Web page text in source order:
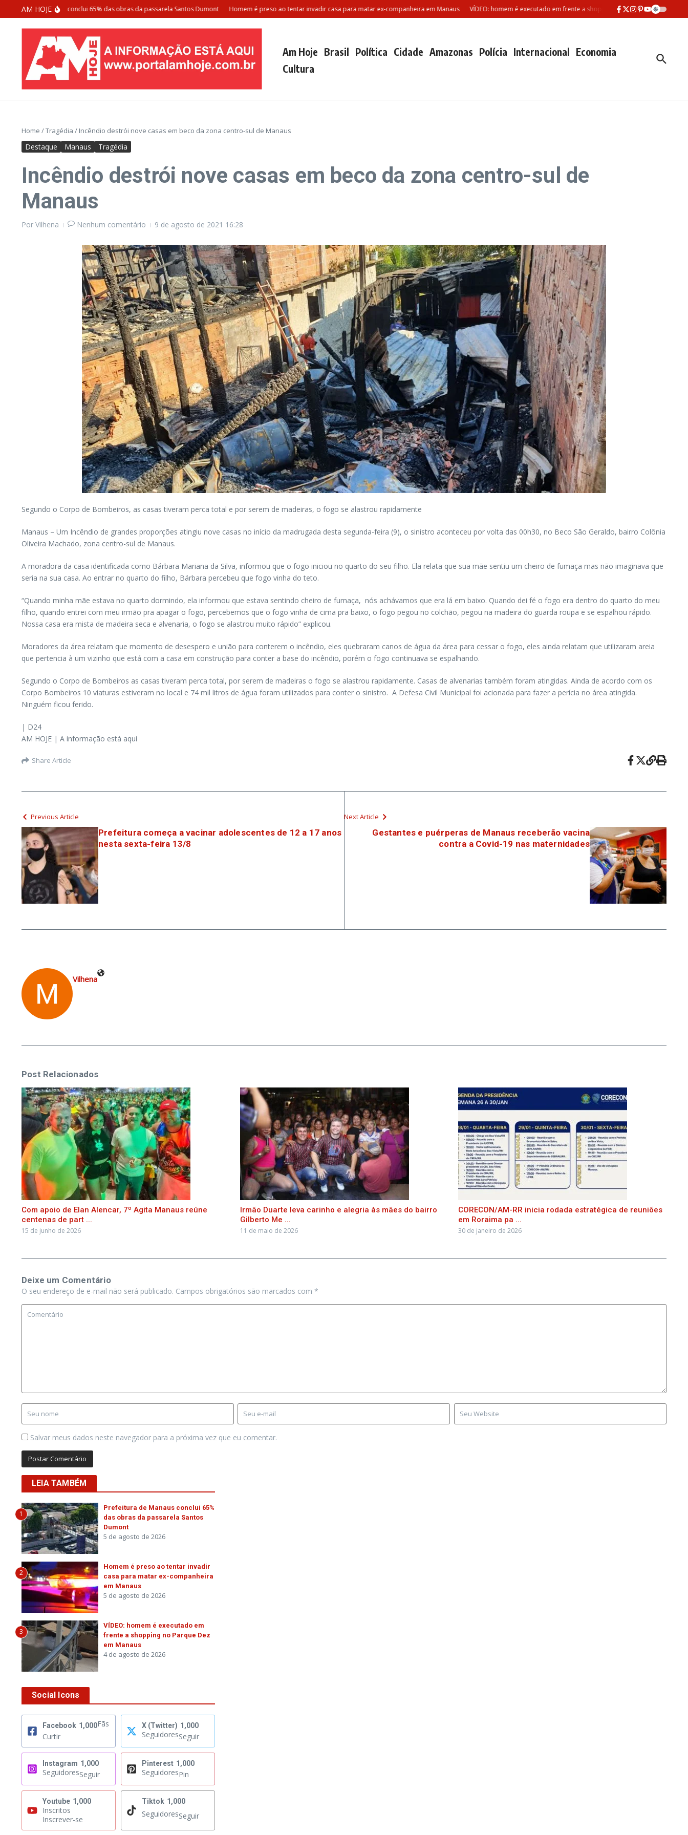
Ir para o conteúdo
AM HOJE
de Manaus conclui 65% das obras da passarela Santos Dumont Homem é preso ao tentar invadir casa para matar ex-companheira em Manaus VÍDEO: homem é executado em frente a shopping no Parque Dez em Manaus
Am Hoje Brasil Política Cidade Amazonas Polícia Internacional Economia
Cultura
Home /Tragédia / Incêndio destrói nove casas em beco da zona centro-sul de Manaus
Destaque Manaus Tragédia
Incêndio destrói nove casas em beco da zona centro-sul de
Manaus
Por Vilhena Nenhum comentário 9 de agosto de 2021 16:28
Segundo o Corpo de Bombeiros, as casas tiveram perca total e por serem de madeiras, o fogo se alastrou rapidamente
Manaus – Um Incêndio de grandes proporções atingiu nove casas no início da madrugada desta segunda-feira (9), o sinistro aconteceu por volta das 00h30, no Beco São Geraldo, bairro Colônia
Oliveira Machado, zona centro-sul de Manaus.
A moradora da casa identificada como Bárbara Mariana da Silva, informou que o fogo iniciou no quarto do seu filho. Ela relata que sua mãe sentiu um cheiro de fumaça mas não imaginava que
seria na sua casa. Ao entrar no quarto do filho, Bárbara percebeu que fogo vinha do teto.
“Quando minha mãe estava no quarto dormindo, ela informou que estava sentindo cheiro de fumaça, nós achávamos que era lá em baixo. Quando dei fé o fogo era dentro do quarto do meu
filho, quando entrei com meu irmão pra apagar o fogo, percebemos que o fogo vinha de cima pra baixo, o fogo pegou no colchão, pegou na madeira do guarda roupa e se espalhou rápido.
Nossa casa era mista de madeira seca e alvenaria, o fogo se alastrou muito rápido” explicou.
Moradores da área relatam que momento de desespero e união para conterem o incêndio, eles quebraram canos de água da área para cessar o fogo, eles ainda relatam que utilizaram areia
que pertencia à um vizinho que está com a casa em construção para conter a base do incêndio, porém o fogo continuava se espalhando.
Segundo o Corpo de Bombeiros as casas tiveram perca total, por serem de madeiras o fogo se alastrou rapidamente. Casas de alvenarias também foram atingidas. Ainda de acordo com os
Corpo Bombeiros 10 viaturas estiveram no local e 74 mil litros de água foram utilizados para conter o sinistro. A Defesa Civil Municipal foi acionada para fazer a perícia no área atingida.
Ninguém ficou ferido.
| D24
AM HOJE | A informação está aqui
Share Article
Previous Article
Prefeitura começa a vacinar adolescentes de 12 a 17 anos
nesta sexta-feira 13/8
Next Article
Gestantes e puérperas de Manaus receberão vacina
contra a Covid-19 nas maternidades
Vilhena
Post Relacionados
Com apoio de Elan Alencar, 7º Agita Manaus reúne
centenas de part ...
15 de junho de 2026
Irmão Duarte leva carinho e alegria às mães do bairro
Gilberto Me ...
11 de maio de 2026
CORECON/AM-RR inicia rodada estratégica de reuniões
em Roraima pa ...
30 de janeiro de 2026
Deixe um Comentário
O seu endereço de e-mail não será publicado. Campos obrigatórios são marcados com *
Salvar meus dados neste navegador para a próxima vez que eu comentar.
LEIA TAMBÉM
1
Prefeitura de Manaus conclui 65%
das obras da passarela Santos
Dumont
5 de agosto de 2026
2
Homem é preso ao tentar invadir
casa para matar ex-companheira
em Manaus
5 de agosto de 2026
3
VÍDEO: homem é executado em
frente a shopping no Parque Dez
em Manaus
4 de agosto de 2026
Social Icons
Facebook 1,000Fãs
Curtir
X (Twitter) 1,000
SeguidoresSeguir
Instagram 1,000
SeguidoresSeguir
Pinterest 1,000
SeguidoresPin
Youtube 1,000
Inscritos
Inscrever-se
Tiktok 1,000
SeguidoresSeguir